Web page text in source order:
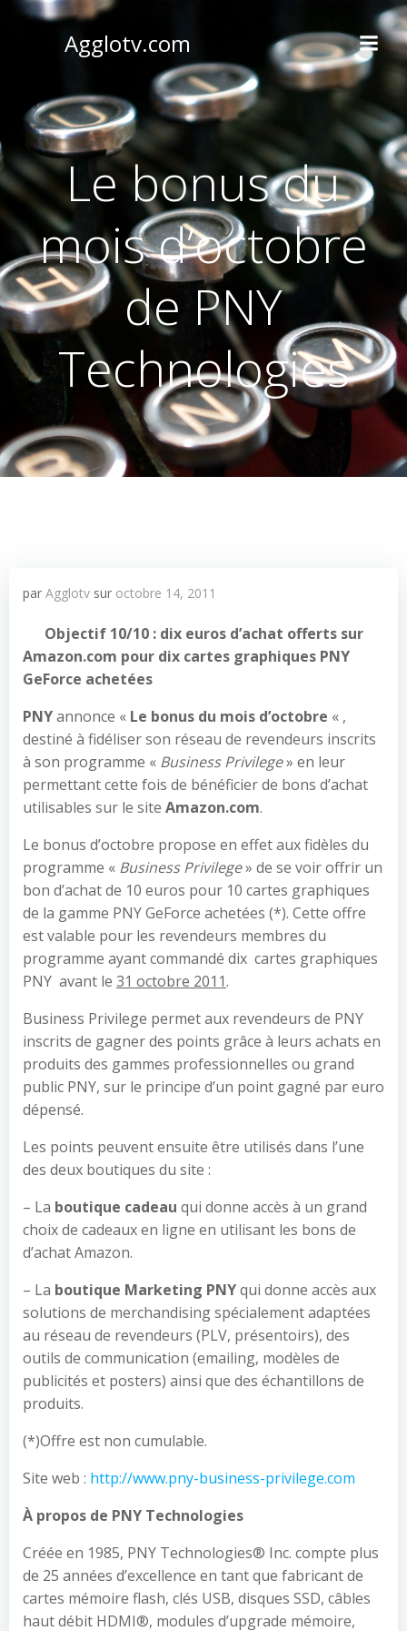
Agglotv.com
Le bonus du
mois d’octobre
de PNY
Technologies
par Agglotv sur octobre 14, 2011
Objectif 10/10 : dix euros d’achat offerts sur
Amazon.com pour dix cartes graphiques PNY
GeForce achetées
PNYannonce « Le bonus du mois d’octobre « ,
destiné à fidéliser son réseau de revendeurs inscrits
à son programme « Business Privilege» en leur
permettant cette fois de bénéficier de bons d’achat
utilisables sur le site Amazon.com.
Le bonus d’octobre propose en effet aux fidèles du
programme « Business Privilege» de se voir offrir un
bon d’achat de 10 euros pour 10 cartes graphiques
de la gamme PNY GeForce achetées (*). Cette offre
est valable pour les revendeurs membres du
programme ayant commandé dix cartes graphiques
PNY avant le 31 octobre 2011.
Business Privilege permet aux revendeurs de PNY
inscrits de gagner des points grâce à leurs achats en
produits des gammes professionnelles ou grand
public PNY, sur le principe d’un point gagné par euro
dépensé.
Les points peuvent ensuite être utilisés dans l’une
des deux boutiques du site :
– La boutique cadeau qui donne accès à un grand
choix de cadeaux en ligne en utilisant les bons de
d’achat Amazon.
– La boutique Marketing PNYqui donne accès aux
solutions de merchandising spécialement adaptées
au réseau de revendeurs (PLV, présentoirs), des
outils de communication (emailing, modèles de
publicités et posters) ainsi que des échantillons de
produits.
(*)Offre est non cumulable.
Site web : http://www.pny-business-privilege.com
À propos de PNY Technologies
Créée en 1985, PNY Technologies® Inc. compte plus
de 25 années d’excellence en tant que fabricant de
cartes mémoire flash, clés USB, disques SSD, câbles
haut débit HDMI®, modules d’upgrade mémoire,